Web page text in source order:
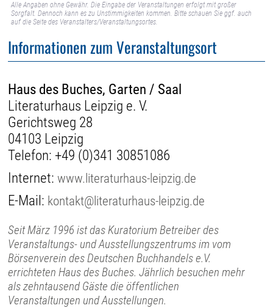
Alle Angaben ohne Gewähr. Die Eingabe der Veranstaltungen erfolgt mit großer
Sorgfalt. Dennoch kann es zu Unstimmigkeiten kommen. Bitte schauen Sie ggf. auch
auf die Seite des Veranstalters/Veranstaltungsortes.
Informationen zum Veranstaltungsort
Haus des Buches, Garten / Saal
Literaturhaus Leipzig e. V.
Gerichtsweg 28
04103 Leipzig
Telefon: +49 (0)341 30851086
Internet:www.literaturhaus-leipzig.de
E-Mail: kontakt@literaturhaus-leipzig.de
Seit März 1996 ist das Kuratorium Betreiber des
Veranstaltungs- und Ausstellungszentrums im vom
Börsenverein des Deutschen Buchhandels e.V.
errichteten Haus des Buches. Jährlich besuchen mehr
als zehntausend Gäste die öffentlichen
Veranstaltungen und Ausstellungen.